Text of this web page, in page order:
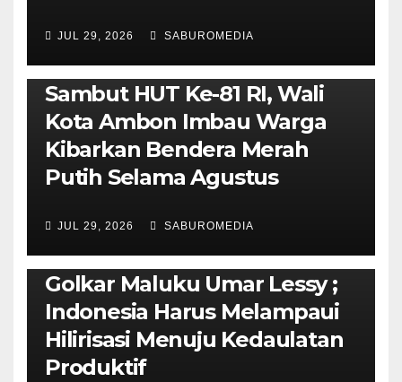
JUL 29, 2026 SABUROMEDIA
AMBON METRO POLITIK & PEMERINTAHAN
Sambut HUT Ke-81 RI, Wali
Kota Ambon Imbau Warga
Kibarkan Bendera Merah
Putih Selama Agustus
JUL 29, 2026 SABUROMEDIA
PENDIDIKAN & OLAHRAGA THE MOLUCCAS
Isi Materi LK-III HMI, Ketua
Golkar Maluku Umar Lessy ;
Indonesia Harus Melampaui
Hilirisasi Menuju Kedaulatan
Produktif